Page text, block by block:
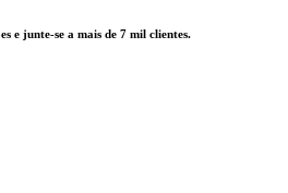
e junte-se a mais de 7 mil clientes.